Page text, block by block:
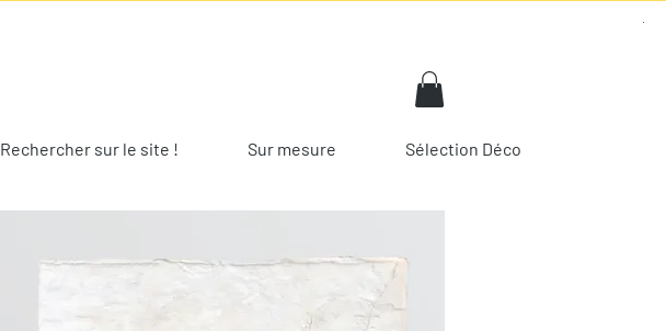
Rechercher sur le site ! Sur mesure Sélection Déco